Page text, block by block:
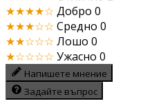
★★★★☆ Добро 0
★★★☆☆ Средно 0
★★☆☆☆ Лошо 0
★☆☆☆☆ Ужасно 0
Напишете мнение
Задайте въпрос